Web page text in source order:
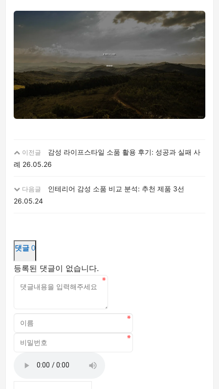
이전글
감성 라이프스타일 소품 활용 후기: 성공과 실패 사
례 26.05.26
다음글
인테리어 감성 소품 비교 분석: 추천 제품 3선
26.05.24
댓글 0
등록된 댓글이 없습니다.